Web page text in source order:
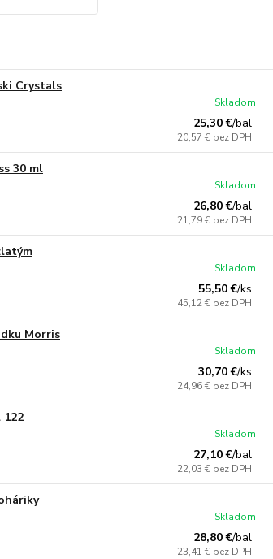
Crystals
25,30 €/bal
20,57 € bez DPH
Skladom
30 ml
26,80 €/bal
21,79 € bez DPH
Skladom
55,50 €/ks
45,12 € bez DPH
Skladom
Morris
30,70 €/ks
24,96 € bez DPH
Skladom
122
27,10 €/bal
22,03 € bez DPH
Skladom
28,80 €/bal
23,41 € bez DPH
Skladom